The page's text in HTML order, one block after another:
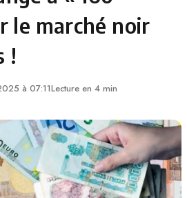
le marché noir
!
à 07:11Lecture en 4 min